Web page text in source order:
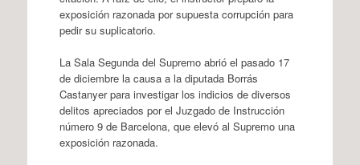
exposición razonada por supuesta corrupción para
pedir su suplicatorio.
La Sala Segunda del Supremo abrió el pasado 17
de diciembre la causa a la diputada Borrás
Castanyer para investigar los indicios de diversos
delitos apreciados por el Juzgado de Instrucción
número 9 de Barcelona, que elevó al Supremo una
exposición razonada.